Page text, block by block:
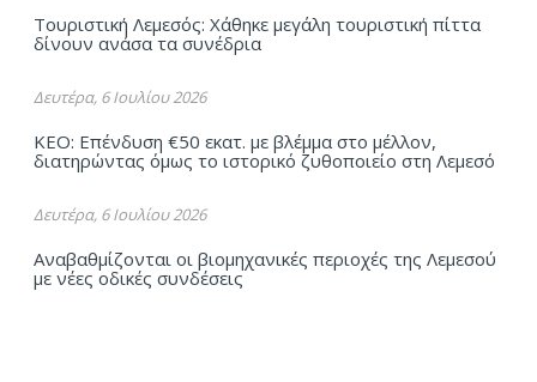
Τουριστική Λεμεσός: Χάθηκε μεγάλη τουριστική πίττα
δίνουν ανάσα τα συνέδρια
Δευτέρα, 6 Ιουλίου 2026
ΚΕΟ: Επένδυση €50 εκατ. με βλέμμα στο μέλλον,
διατηρώντας όμως το ιστορικό ζυθοποιείο στη Λεμεσό
Δευτέρα, 6 Ιουλίου 2026
Αναβαθμίζονται οι βιομηχανικές περιοχές της Λεμεσού
με νέες οδικές συνδέσεις